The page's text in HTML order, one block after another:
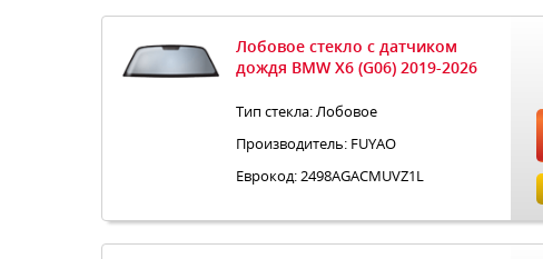
Лобовое стекло с датчиком
дождя BMW X6 (G06) 2019-2026
Тип стекла: Лобовое
Производитель: FUYAO
Еврокод: 2498AGACMUVZ1L